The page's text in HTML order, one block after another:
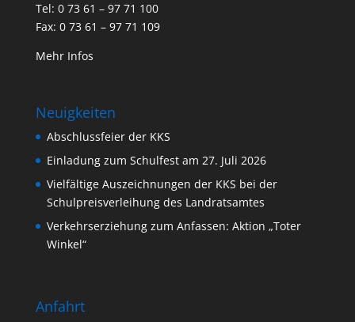
Tel: 0 73 61 – 97 71 100
Fax: 0 73 61 – 97 71 109
Mehr Infos
Neuigkeiten
Abschlussfeier der KKS
Einladung zum Schulfest am 27. Juli 2026
Vielfältige Auszeichnungen der KKS bei der
Schulpreisverleihung des Landratsamtes
Verkehrserziehung zum Anfassen: Aktion „Toter
Winkel“
Anfahrt